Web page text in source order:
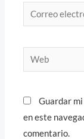
Correo
electrónico*
Web
Guardar
en este
comentario.